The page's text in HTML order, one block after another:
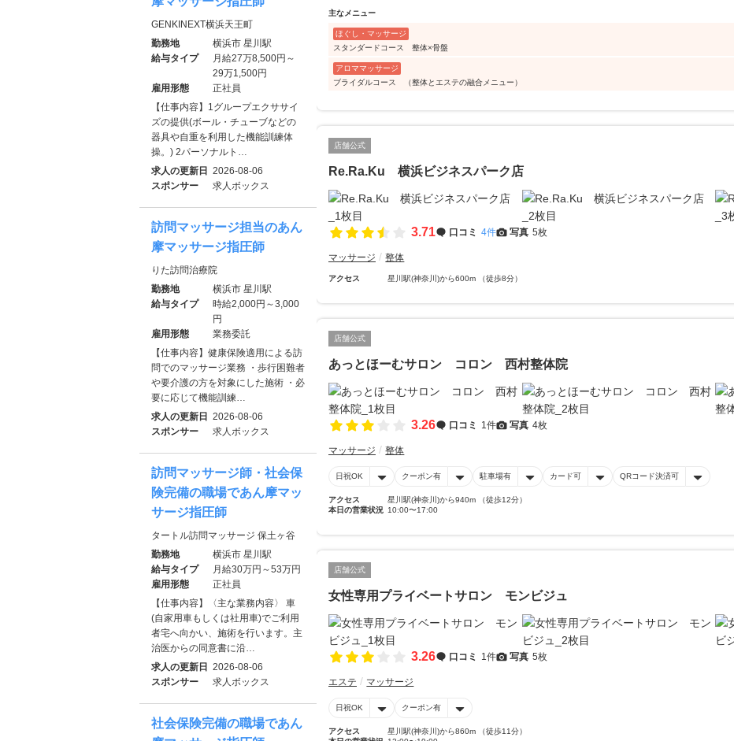
主なメニュー
ほぐし・マッサージ
スタンダードコース 整体×骨盤
アロママッサージ
ブライダルコース （整体とエステの融合メニュー）
店舗公式
Re.Ra.Ku 横浜ビジネスパーク店
3.71 口コミ 4件 写真 5枚
マッサージ 整体
アクセス 星川駅(神奈川)から600m （徒歩8分）
店舗公式
あっとほーむサロン コロン 西村整体院
3.26 口コミ 1件 写真 4枚
マッサージ 整体
日祝OK クーポン有 駐車場有 カード可 QRコード決済可
アクセス
星川駅(神奈川)から940m （徒歩12分）
本日の営業状況 10:00〜17:00
店舗公式
女性専用プライベートサロン モンビジュ
3.26 口コミ 1件 写真 5枚
エステ マッサージ
日祝OK クーポン有
アクセス
星川駅(神奈川)から860m （徒歩11分）
GENKINEXT横浜天王町
勤務地
横浜市 星川駅
給与タイプ
月給27万8,500円～
29万1,500円
雇用形態
正社員
【仕事内容】1グループエクササイ
ズの提供(ボール・チューブなどの
器具や自重を利用した機能訓練体
操。) 2パーソナルト…
求人の更新日 2026-08-06
スポンサー
求人ボックス
訪問マッサージ担当のあん
摩マッサージ指圧師
りた訪問治療院
勤務地
横浜市 星川駅
給与タイプ
時給2,000円～3,000
円
雇用形態
業務委託
【仕事内容】健康保険適用による訪
問でのマッサージ業務 ・歩行困難者
や要介護の方を対象にした施術 ・必
要に応じて機能訓練…
求人の更新日 2026-08-06
スポンサー
求人ボックス
訪問マッサージ師・社会保
険完備の職場であん摩マッ
サージ指圧師
タートル訪問マッサージ 保土ヶ谷
勤務地
横浜市 星川駅
給与タイプ
月給30万円～53万円
雇用形態
正社員
【仕事内容】〈主な業務内容〉 車
(自家用車もしくは社用車)でご利用
者宅へ向かい、施術を行います。主
治医からの同意書に沿…
求人の更新日 2026-08-06
スポンサー
求人ボックス
社会保険完備の職場であん